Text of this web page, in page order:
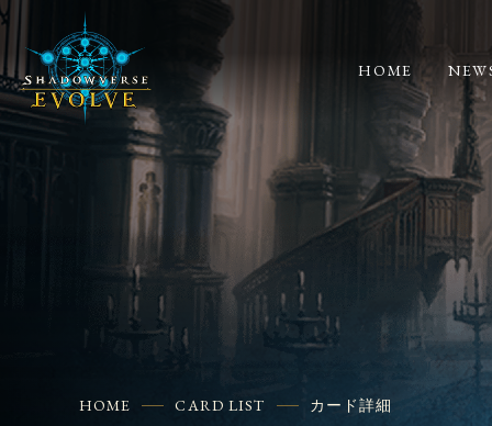
HOME
HOME CARD LIST カード詳細